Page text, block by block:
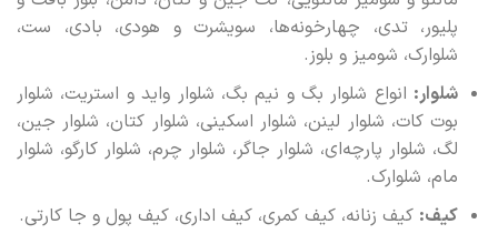
پلیور، تدی، چهارخونه‌ها، سویشرت و هودی، بادی، ست،
شلوارک، شومیز و بلوز.
شلوار:انواع شلوار بگ و نیم بگ، شلوار واید و استریت، شلوار
بوت کات، شلوار لینن، شلوار اسکینی، شلوار کتان، شلوار جین،
لگ، شلوار پارچه‌ای، شلوار جاگر، شلوار چرم، شلوار کارگو، شلوار
مام، شلوارک.
کیف:کیف زنانه، کیف کمری، کیف اداری، کیف پول و جا کارتی.